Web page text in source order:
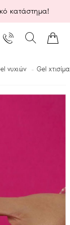
κατάστημα!
νυχιών Gel